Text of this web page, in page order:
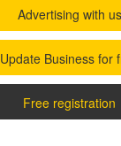
Advertising with us
Update Business for
Free registration